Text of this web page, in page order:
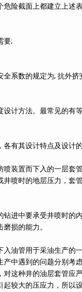
险截面上都建立上述
要;
系数的规定为; 抗外挤
计方法。最常见的有
有其设计特点及设计的
装置而下入的一层套
喷时的地层压力，套
进中要承受井喷时的
损的能力。
油管用于采油生产的
中遇到的问题分别考
这种井的油层套管应
较大的压应力，所以